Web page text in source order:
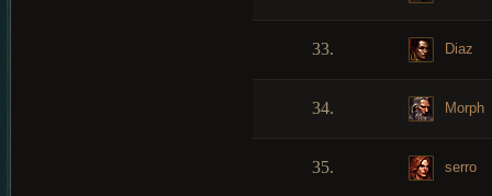
33. Diaz
34. Morph
35. serro